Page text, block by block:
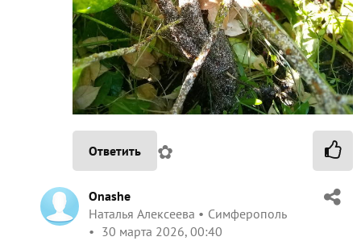
Ответить ✿
Onashe
Наталья Алексеева
Симферополь
30 марта 2026, 00:40